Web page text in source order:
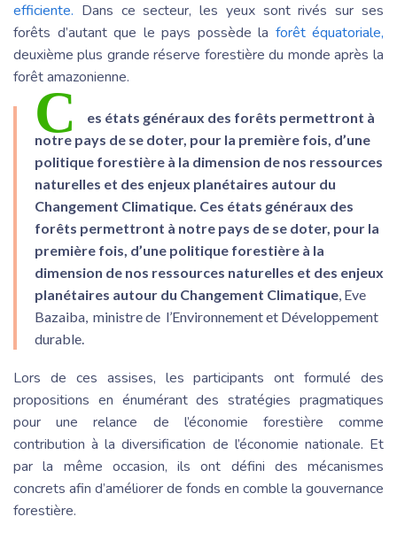
efficiente. Dans ce secteur, les yeux sont rivés sur ses
forêts d’autant que le pays possède la forêt équatoriale,
deuxième plus grande réserve forestière du monde après la
forêt amazonienne.
C
es états généraux des forêts permettront à
notre pays de se doter, pour la première fois, d’une
politique forestière à la dimension de nos ressources
naturelles et des enjeux planétaires autour du
Changement Climatique. Ces états généraux des
forêts permettront à notre pays de se doter, pour la
première fois, d’une politique forestière à la
dimension de nos ressources naturelles et des enjeux
planétaires autour du Changement Climatique, Eve
Bazaiba, ministre de l’Environnement et Développement
durable.
Lors de ces assises, les participants ont formulé des
propositions en énumérant des stratégies pragmatiques
pour une relance de l’économie forestière comme
contribution à la diversification de l’économie nationale. Et
par la même occasion, ils ont défini des mécanismes
concrets afin d’améliorer de fonds en comble la gouvernance
forestière.